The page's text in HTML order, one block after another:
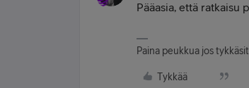
Pääasia, että ratkaisu
Paina peukkua jos
Tykkää